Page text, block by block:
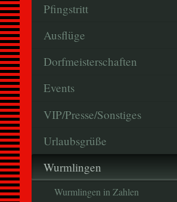
Pfingstritt
Ausflüge
Dorfmeisterschaften
Events
VIP/Presse/Sonstiges
Urlaubsgrüße
Wurmlingen
Wurmlingen in Zahlen